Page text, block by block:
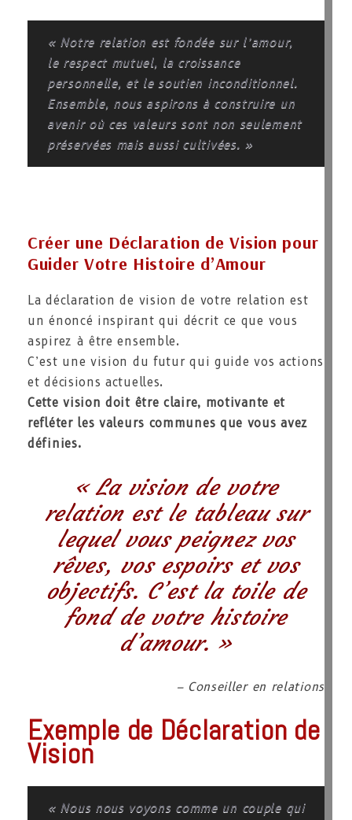
« Notre relation est fondée sur l’amour,
le respect mutuel, la croissance
personnelle, et le soutien inconditionnel.
Ensemble, nous aspirons à construire un
avenir où ces valeurs sont non seulement
préservées mais aussi cultivées. »
Créer une Déclaration de Vision pour
Guider Votre Histoire d’Amour
La déclaration de vision de votre relation est
un énoncé inspirant qui décrit ce que vous
aspirez à être ensemble.
C’est une vision du futur qui guide vos actions
et décisions actuelles.
Cette vision doit être claire, motivante et
refléter les valeurs communes que vous avez
définies.
« La vision de votre
relation est le tableau sur
lequel vous peignez vos
rêves, vos espoirs et vos
objectifs. C’est la toile de
fond de votre histoire
d’amour. »
– Conseiller en relations
Exemple de Déclaration de
Vision
« Nous nous voyons comme un couple qui